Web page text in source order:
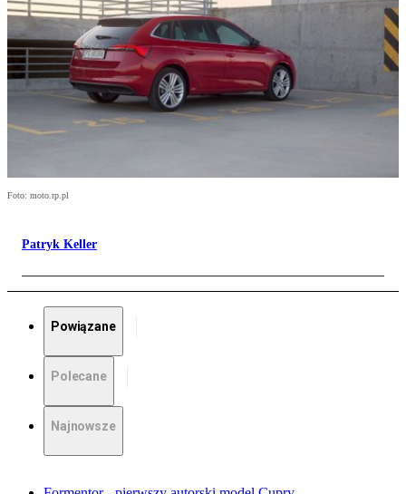
Foto: moto.rp.pl
Patryk Keller
Powiązane
Polecane
Najnowsze